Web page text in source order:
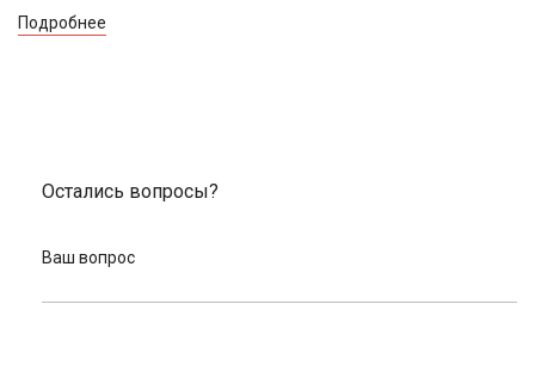
Подробнее
Остались вопросы?
Ваш вопрос